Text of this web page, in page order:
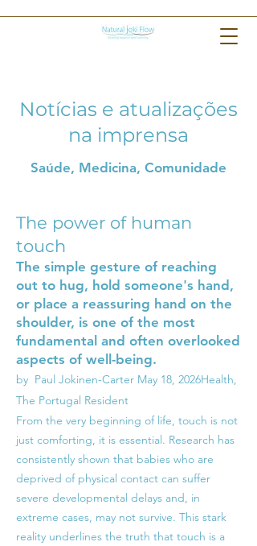
Notícias e atualizações
na imprensa
Saúde, Medicina, Comunidade
The power of human
touch
The simple gesture of reaching
out to hug, hold someone's hand,
or place a reassuring hand on the
shoulder, is one of the most
fundamental and often overlooked
aspects of well-being.
by Paul Jokinen-Carter May 18, 2026Health,
The Portugal Resident
From the very beginning of life, touch is not
just comforting, it is essential. Research has
consistently shown that babies who are
deprived of physical contact can suffer
severe developmental delays and, in
extreme cases, may not survive. This stark
reality underlines the truth that touch is a